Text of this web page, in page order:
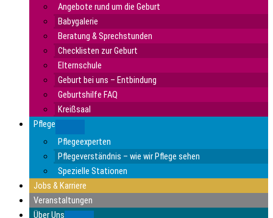
Angebote rund um die Geburt
Babygalerie
Beratung & Sprechstunden
Checklisten zur Geburt
Elternschule
Geburt bei uns – Entbindung
Geburtshilfe FAQ
Kreißsaal
Pflege
Pflegeexperten
Pflegeverständnis – wie wir Pflege sehen
Spezielle Stationen
Jobs & Karriere
Veranstaltungen
Über Uns